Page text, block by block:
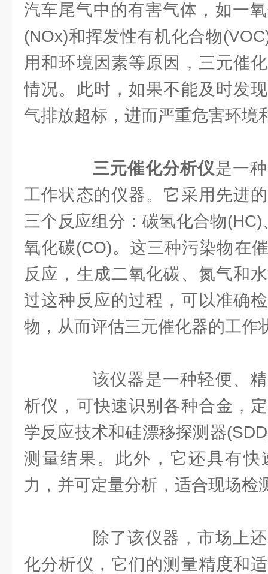
汽车尾气中的有害气体，如一
(NOx)和挥发性有机化合物
用和环境因素等原因，三元催
情况。此时，如果不能及时发
气排放超标，进而严重危害环境
三元催化分析仪是一
工作状态的仪器。它采用先进
三个反应组分：碳氢化合物
氧化碳(CO)。这三种污染物在
反应，生成二氧化碳、氮气和
过这种反应的过程，可以准确
物，从而评估三元催化器的工作
该仪器是一种轻便、精
析仪，可快速识别各种合金，
学反应技术和硅漂移探测器
测量结果。此外，它还具有快
力，并可定量分析，适合现场检
除了该仪器，市场上还
化分析仪，它们的测量精度和